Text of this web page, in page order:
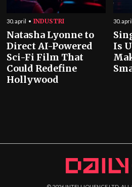
30. april INDUSTRI
Natasha Lyonne to
Direct AI-Powered
Sci-Fi Film That
Could Redefine
Hollywood
30. april
Is